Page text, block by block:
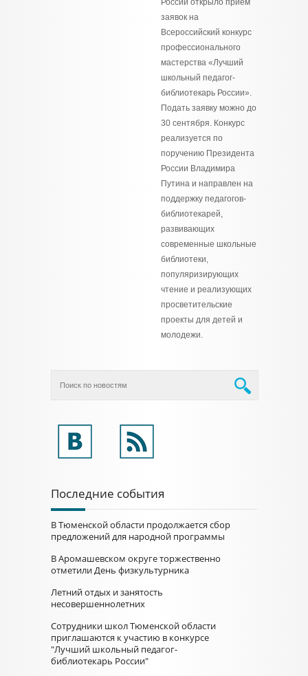
России открыло прием
заявок на
Всероссийский конкурс
профессионального
мастерства «Лучший
школьный педагог-
библиотекарь России».
Подать заявку можно до
30 сентября. Конкурс
реализуется по
поручению Президента
России Владимира
Путина и направлен на
поддержку педагогов-
библиотекарей,
развивающих
современные школьные
библиотеки,
популяризирующих
чтение и реализующих
просветительские
проекты для детей и
молодежи.
Последние события
В Тюменской области продолжается сбор
предложений для народной программы
В Аромашевском округе торжественно
отметили День физкультурника
Летний отдых и занятость
несовершеннолетних
Сотрудники школ Тюменской области
приглашаются к участию в конкурсе
"Лучший школьный педагог-
библиотекарь России"